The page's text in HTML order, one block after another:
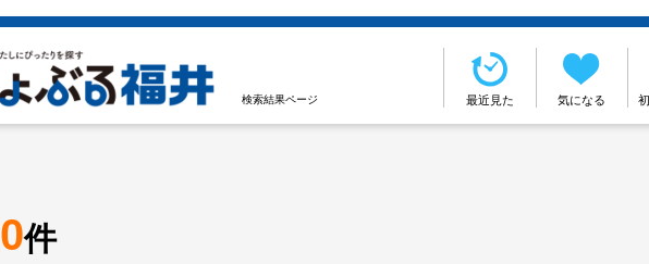
検索結果ページ 最近見た 気になる
0件